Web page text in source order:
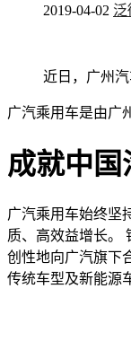
2019-04-02 泛
近日，广州
广汽乘用车是由广
成就中国
广汽乘用车始终坚
质、高效益增长。
创性地向广汽旗下
传统车型及新能源